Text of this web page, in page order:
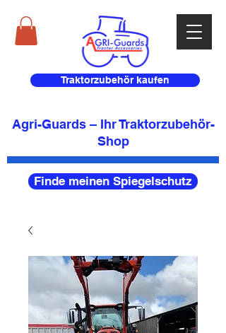
Traktorzubehör kaufen
Agri-Guards – Ihr Traktorzubehör-
Shop
Finde meinen Spiegelschutz